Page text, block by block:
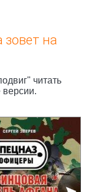
зовет на
читать
версии.